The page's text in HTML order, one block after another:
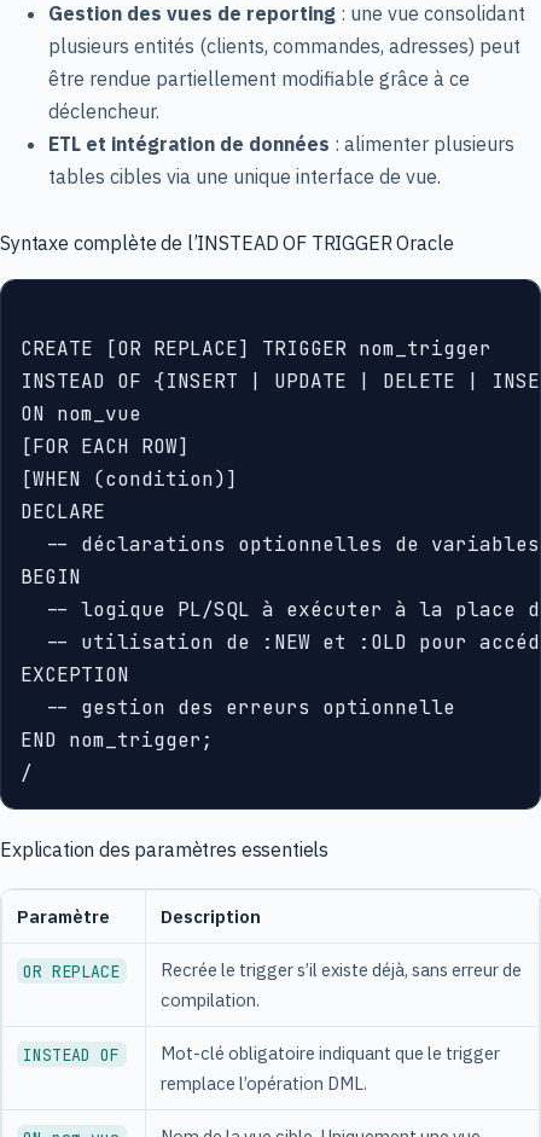
Gestion des vues de reporting : une vue consolidant
plusieurs entités (clients, commandes, adresses) peut
être rendue partiellement modifiable grâce à ce
déclencheur.
ETL et intégration de données : alimenter plusieurs
tables cibles via une unique interface de vue.
Syntaxe complète de l’INSTEAD OF TRIGGER Oracle
CREATE [OR REPLACE] TRIGGER nom_trigger
INSTEAD OF {INSERT | UPDATE | DELETE |
ON nom_vue
[FOR EACH ROW]
[WHEN (condition)]
DECLARE
  -- déclarations optionnelles de variables
BEGIN
-- logique PL/SQL à exécuter à la place
-- utilisation de :NEW et :OLD pour
EXCEPTION
  -- gestion des erreurs optionnelle
END nom_trigger;
Explication des paramètres essentiels
Paramètre Description
OR REPLACE
Recrée le trigger s’il existe déjà, sans erreur de
compilation.
INSTEAD OF
Mot-clé obligatoire indiquant que le trigger
remplace l’opération DML.